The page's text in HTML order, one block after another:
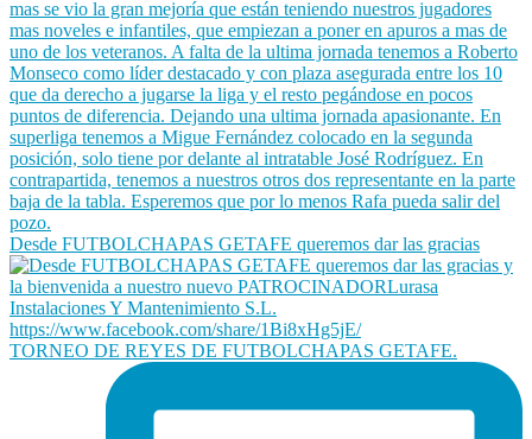
Desde FUTBOLCHAPAS GETAFE queremos dar las gracias
TORNEO DE REYES DE FUTBOLCHAPAS GETAFE.